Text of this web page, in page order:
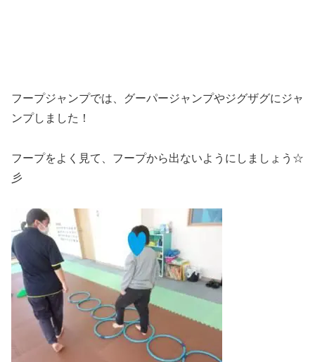
フープジャンプでは、グーパージャンプやジグザグにジャ
ンプしました！
フープをよく見て、フープから出ないようにしましょう☆
彡